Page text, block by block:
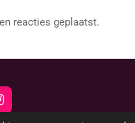
reacties geplaatst.